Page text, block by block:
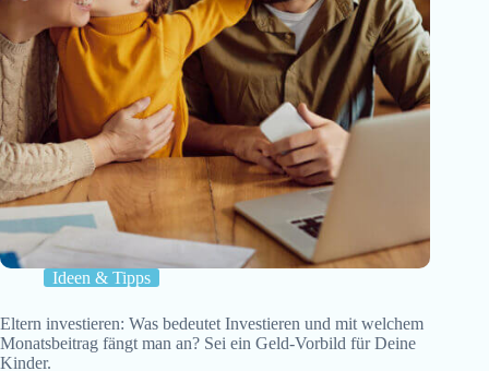
Ideen & Tipps
Eltern investieren: Was bedeutet Investieren und mit welchem
Monatsbeitrag fängt man an? Sei ein Geld-Vorbild für Deine
Kinder.